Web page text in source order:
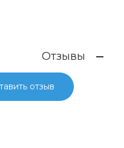
Отзывы
отзыв